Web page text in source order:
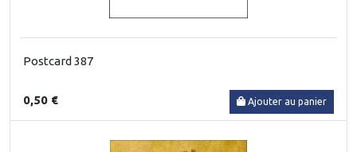
Postcard 387
0,50 € Ajouter au panier